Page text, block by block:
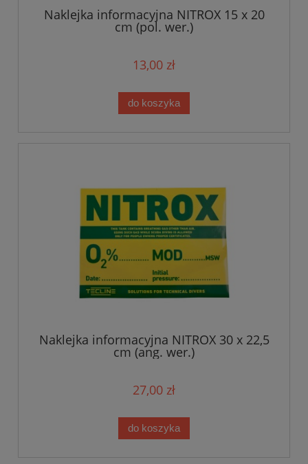
Naklejka informacyjna NITROX 15 x 20
cm (pol. wer.)
13,00 zł
do koszyka
Naklejka informacyjna NITROX 30 x 22,5
cm (ang. wer.)
27,00 zł
do koszyka